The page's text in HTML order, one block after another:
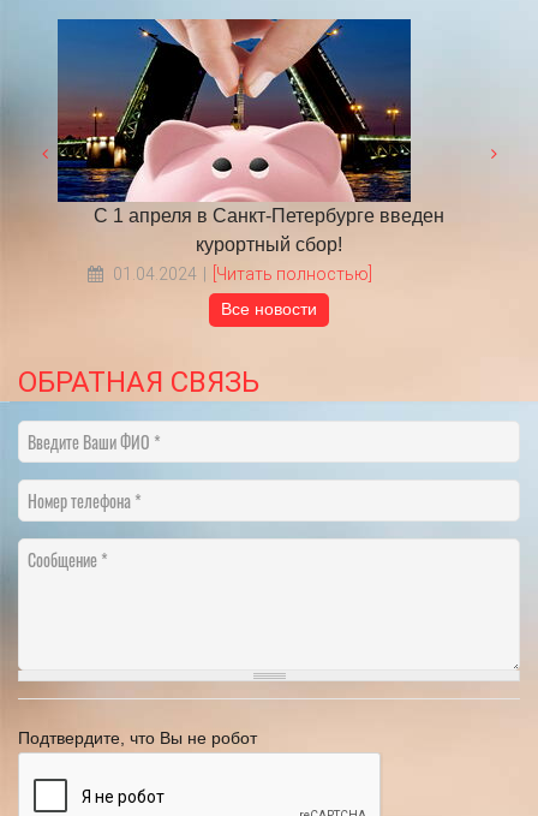
​НА ЧТО ОБРАТИТЬ ВНИМАНИЕ ВЫБИРАЯ
ТУР В ПИТЕР?
18.05.2022 [Читать полностью]
Все новости
ОБРАТНАЯ СВЯЗЬ
Введите Ваши ФИО
Номер телефона
Сообщение
Подтвердите, что Вы не робот